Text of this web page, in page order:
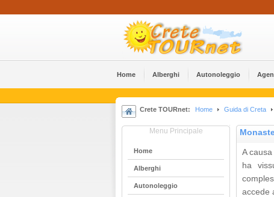
Home Alberghi Αutonoleggio
Crete TOURnet: Home Guida di Creta
Menu Principale
Home
Alberghi
Αutonoleggio
A
ha
accede